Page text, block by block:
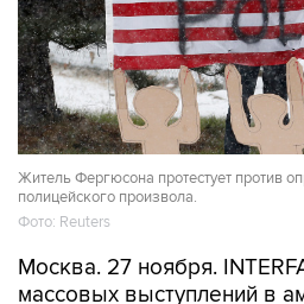
Житель Фергюсона протестует против
полицейского произвола.
Фото: Reuters
Москва. 27 ноября.
массовых выступлений в